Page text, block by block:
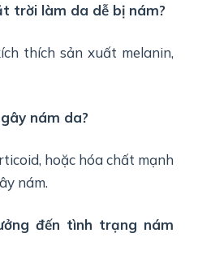
trời làm da dễ bị nám?
thích sản xuất melanin,
nám da?
hoặc hóa chất mạnh
nám.
đến tình trạng nám